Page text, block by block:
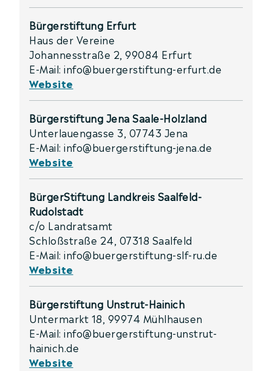
Bürgerstiftung Erfurt
Haus der Vereine
Johannesstraße 2, 99084 Erfurt
E-Mail: info@buergerstiftung-erfurt.de
Website
Bürgerstiftung Jena Saale-Holzland
Unterlauengasse 3, 07743 Jena
E-Mail: info@buergerstiftung-jena.de
Website
BürgerStiftung Landkreis Saalfeld-
Rudolstadt
c/o Landratsamt
Schloßstraße 24, 07318 Saalfeld
E-Mail: info@buergerstiftung-slf-ru.de
Website
Bürgerstiftung Unstrut-Hainich
Untermarkt 18, 99974 Mühlhausen
E-Mail: info@buergerstiftung-unstrut-
hainich.de
Website